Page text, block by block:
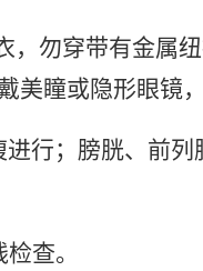
，勿穿带有金属
美瞳或隐形眼镜
行；膀胱、前
查。